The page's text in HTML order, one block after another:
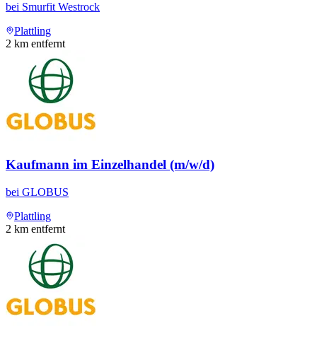
bei Smurfit Westrock
Plattling
2 km entfernt
Kaufmann im Einzelhandel (m/w/d)
bei GLOBUS
Plattling
2 km entfernt